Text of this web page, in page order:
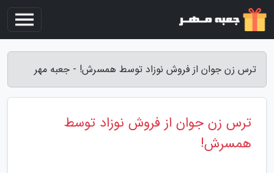
ترس زن جوان از فروش نوزاد توسط همسرش! - جعبه مهر
ترس زن جوان از فروش نوزاد توسط
همسرش!